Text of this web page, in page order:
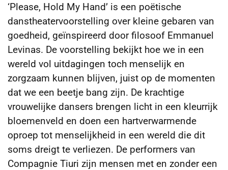
‘Please, Hold My Hand’ is een poëtische
danstheatervoorstelling over kleine gebaren van
goedheid, geïnspireerd door filosoof Emmanuel
Levinas. De voorstelling bekijkt hoe we in een
wereld vol uitdagingen toch menselijk en
zorgzaam kunnen blijven, juist op de momenten
dat we een beetje bang zijn. De krachtige
vrouwelijke dansers brengen licht in een kleurrijk
bloemenveld en doen een hartverwarmende
oproep tot menselijkheid in een wereld die dit
soms dreigt te verliezen. De performers van
Compagnie Tiuri zijn mensen met en zonder een